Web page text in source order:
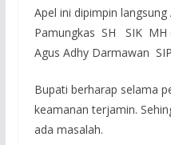
Apel ini dipimpin
Pamungkas SH SIK MH
Agus Adhy Darmawan
Bupati berharap selama
keamanan terjamin.
ada masalah.